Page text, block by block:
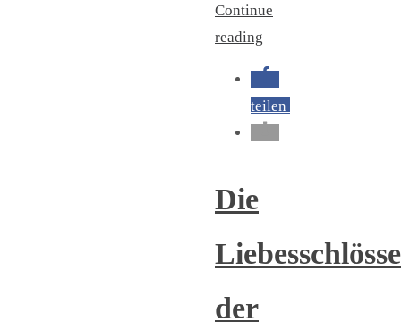
Continue
reading
teilen
Die
der